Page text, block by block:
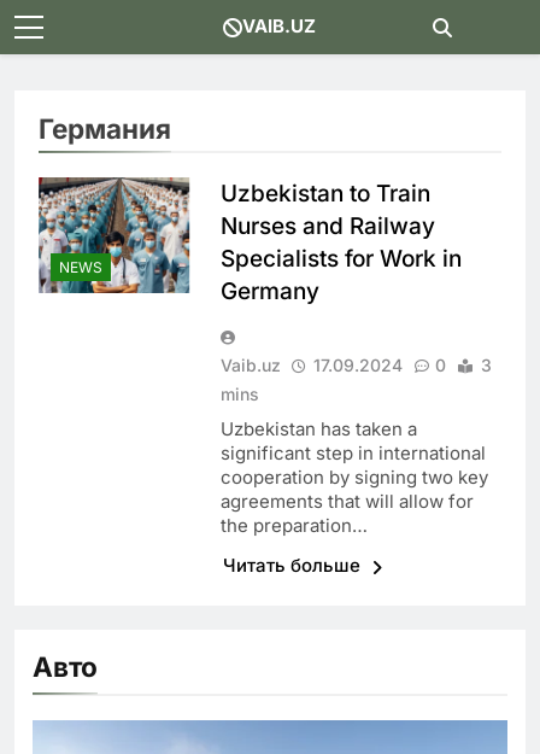
Skip
to
VAIB.UZ
Германия
NEWS
Uzbekistan to Train
Nurses and Railway
Specialists for Work in
Germany
Vaib.uz 17.09.2024 0
3
mins
Uzbekistan has taken a
significant step in international
cooperation by signing two key
agreements that will allow for
the preparation…
Читать больше
Авто